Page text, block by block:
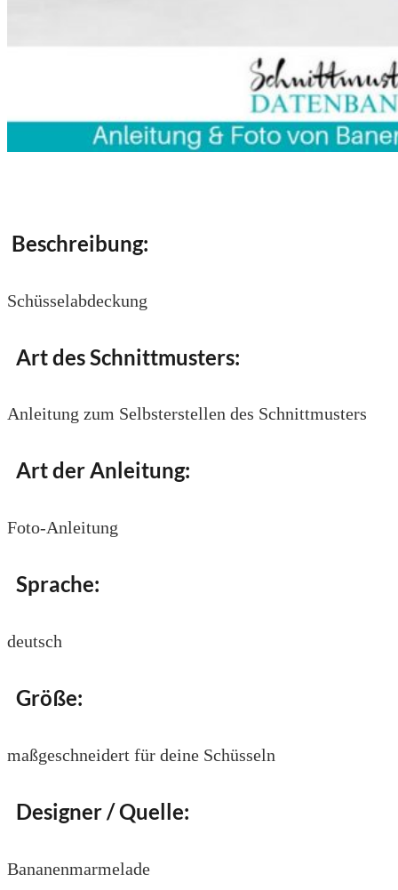
Beschreibung:
Schüsselabdeckung
Art des Schnittmusters:
Anleitung zum Selbsterstellen des Schnittmusters
Art der Anleitung:
Foto-Anleitung
Sprache:
deutsch
Größe:
maßgeschneidert für deine Schüsseln
Designer / Quelle:
Bananenmarmelade